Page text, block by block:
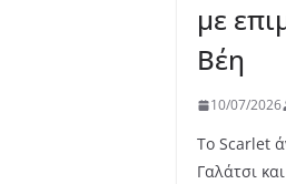
με
Βέη
10/07/2026
Το Scarlet
Γαλάτσι